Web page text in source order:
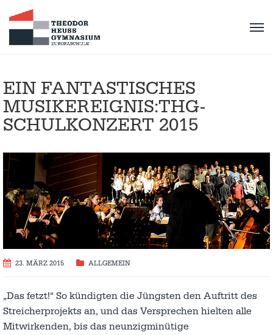
EIN FANTASTISCHES
MUSIKEREIGNIS:THG-
SCHULKONZERT 2015
23. MÄRZ 2015 ALLGEMEIN
„Das fetzt!“ So kündigten die Jüngsten den Auftritt des
Streicher­projekts an, und das Versprechen hielten alle
Mitwirkenden, bis das neunzigminütige